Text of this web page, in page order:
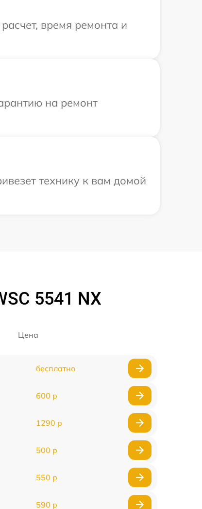
время ремонта и
на ремонт
технику к вам домой
5541 NX
Цена
бесплатно
600 р
1290 р
500 р
550 р
590 р